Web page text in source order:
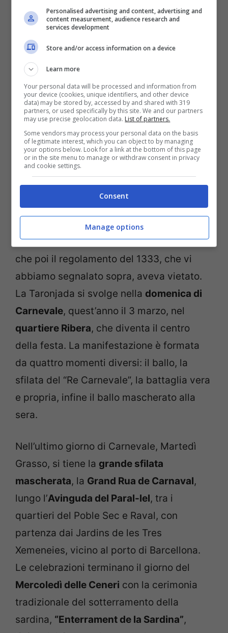
e appuntamenti tematici organizzati in
di abbuffata, spesso a chi mangia più uova
o anche le salsicce catalane botifarras.
Durante il weekend di Carnevale, inoltre, si
tiene lagara per l’esercizio commerciale
con le migliori decorazioni, che vincerà il
premio “pimiento de oro“.
Tra gli eventi più spettacolari del
Carnevale di Barcellona, segnaliamo la
Taronjada, una battaglia di palloncini e
coriandoli arancioni che sostituiscono la
arance che si lanciavano anticamente, ma
che poi il regolamento del 1333, che vi
abbiamo segnalato sopra, aveva vietato.
La Taronjada si svolge nella domenica di
Carnevale, quest’anno il 3 marzo, nel
quartiere Ribera, che diventa il centro
della festa. La manifestazione è formata
da quattro momenti diversi: il ballo, la
sfilata del “Re Carnevale”, la battaglia vera
e propria, infine il ballo mascherato alla
sera.
Nell’ultimo giorno di Carnevale, Martedì
Grasso, si tiene la grande sfilata
mascherata, la Grand Rua de Carnaval,
lungo l’Avinguda del Paral-lel, tra i
quartieri del Poble Sec e Raval, con
partenza dai Jardins de les Tres
Xemeneies, vicino al porto di Barcellona.
Le celebrazioni terminano il giorno del
Mercoledì delle Ceneri con la cerimonia
tradizionale del sotterramento della
sardina, “Enterrament de la Sardina”,
Personalised advertising and content, advertising and
content measurement, audience research and
services development
Store and/or access information on a device
Learn more
Your personal data will be processed and information from
your device (cookies, unique identifiers, and other device
data) may be stored by, accessed by and shared with 319
partners, or used specifically by this site. We and our partners
may use precise geolocation data. List of partners.
Some vendors may process your personal data on the basis
of legitimate interest, which you can object to by managing
your options below. Look for a link at the bottom of this page
or in the site menu to manage or withdraw consent in privacy
and cookie settings.
Consent
Manage options